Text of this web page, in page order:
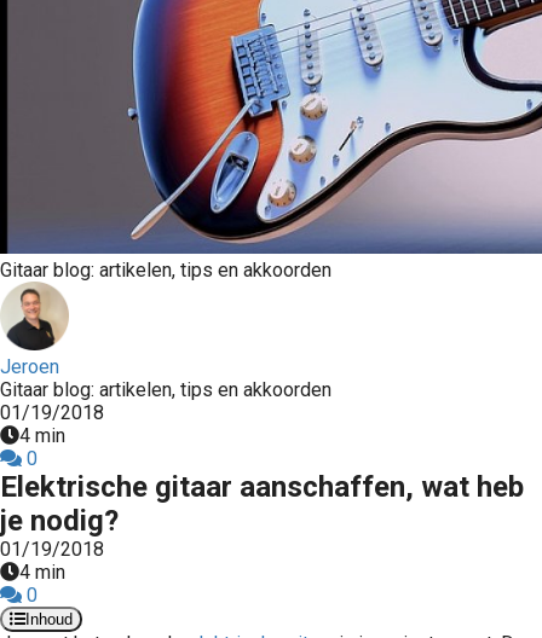
Gitaar blog: artikelen, tips en akkoorden
Jeroen
Gitaar blog: artikelen, tips en akkoorden
01/19/2018
4 min
0
Elektrische gitaar aanschaffen, wat heb
je nodig?
01/19/2018
4 min
0
Inhoud